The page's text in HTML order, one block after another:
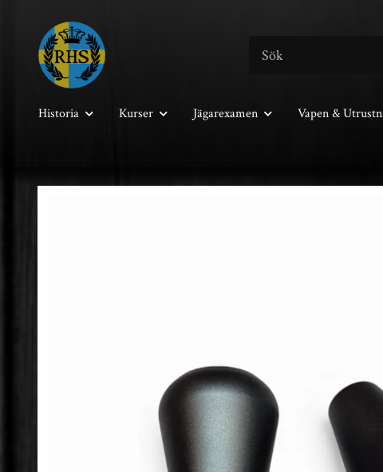
Historia Kurser Jägarexamen Vapen &